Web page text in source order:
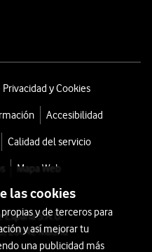
y Cookies
Accesibilidad
Calidad del servicio
Mapa Web
S.A.U.
28042 Madrid
las cookies
y de terceros para
y así mejorar tu
una publicidad más